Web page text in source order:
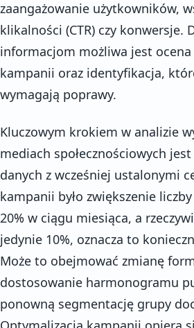
zaangażowanie użytkowników,
klikalności (CTR) czy konwersje.
informacjom możliwa jest
kampanii oraz identyfikacja,
wymagają poprawy.
Kluczowym krokiem w analizie
mediach społecznościowych
danych z wcześniej ustalonymi
kampanii było zwiększenie
20% w ciągu miesiąca, a
jedynie 10%, oznacza to
Może to obejmować zmianę
dostosowanie harmonogramu
ponowną segmentację grupy